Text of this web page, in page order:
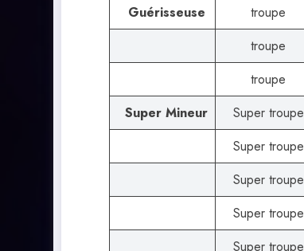
Guérisseuse
troupe
troupe
troupe
Super Mineur
Super troupe
Super troupe
Super troupe
Super troupe
Super troupe